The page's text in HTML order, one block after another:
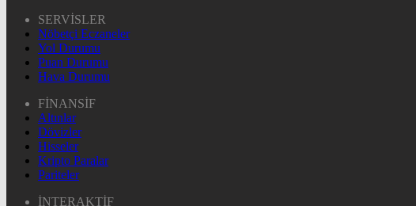
SERVİSLER
Nöbetçi Eczaneler
Yol Durumu
Puan Durumu
Hava Durumu
FİNANSİF
Altınlar
Dövizler
Hisseler
Kripto Paralar
Pariteler
İNTERAKTİF